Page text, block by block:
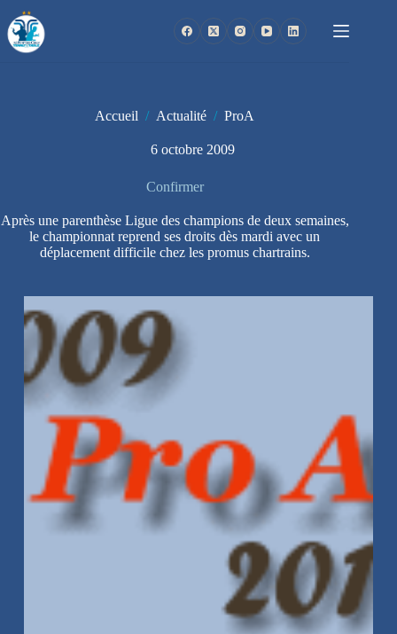
au
contenu
Accueil / Actualité / ProA
6 octobre 2009
Confirmer
Après une parenthèse Ligue des champions de deux semaines,
le championnat reprend ses droits dès mardi avec un
déplacement difficile chez les promus chartrains.